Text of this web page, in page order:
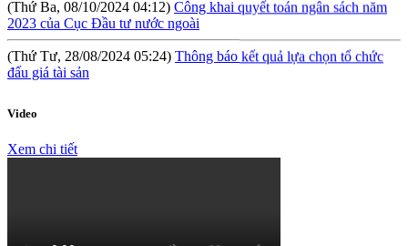
2023 của Cục Đầu tư nước ngoài
(Thứ Tư, 28/08/2024 05:24)Thông báo kết quả lựa chọn tổ chức
đấu giá tài sản
lớn (RIGI): Mục tiêu, phạm vi và thực hiện
(Thứ Năm, 04/04/2024 10:17)
sách Quý I năm 2024
(Thứ Hai, 09/10/2023 03:45)
Quyết định về việc công bố công khai
Video
Xem chi tiết